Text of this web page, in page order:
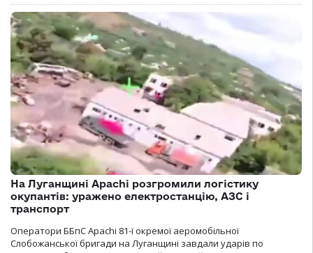
На Луганщині Apachi розгромили логістику
окупантів: уражено електростанцію, АЗС і
транспорт
Оператори ББпС Apachi 81-ї окремої аеромобільної
Слобожанської бригади на Луганщині завдали ударів по